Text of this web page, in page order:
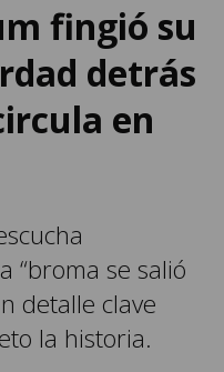
fingió su
detrás
en
“broma se salió
detalle clave
la historia.